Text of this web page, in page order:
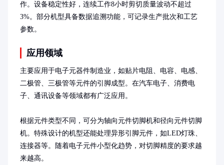
作。设备稳定性好，连续工作8小时剪切质量波动不超过
3%。部分机型具备数据追溯功能，可记录生产批次和工艺
参数。
应用领域
主要应用于电子元器件制造业，如贴片电阻、电容、电感、
二极管、三极管等元件的引脚成型。在汽车电子、消费电
子、通讯设备等领域都有广泛应用。
根据元件类型不同，可分为轴向元件切脚机和径向元件切脚
机。特殊设计的机型还能处理异形引脚元件，如LED灯珠、
连接器等。随着电子元件小型化趋势，对切脚精度的要求越
来越高。